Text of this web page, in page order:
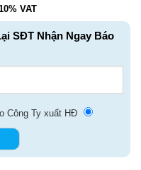
VAT
SĐT Nhận Ngay Báo
Công Ty xuất HĐ